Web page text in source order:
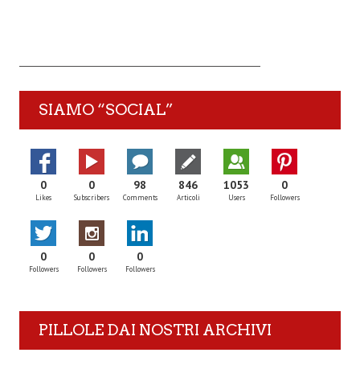
SIAMO “SOCIAL”
0
Likes
0
Subscribers
98
Comments
846
Articoli
1053
Users
0
Followers
0
Followers
0
Followers
0
Followers
PILLOLE DAI NOSTRI ARCHIVI